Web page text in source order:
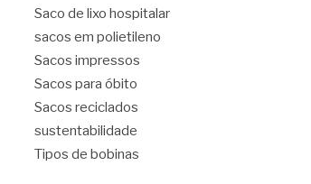
Saco de lixo hospitalar
sacos em polietileno
Sacos impressos
Sacos para óbito
Sacos reciclados
sustentabilidade
Tipos de bobinas